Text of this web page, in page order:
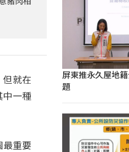
但就在
中一種
最重要
屏東推永久屋地
題